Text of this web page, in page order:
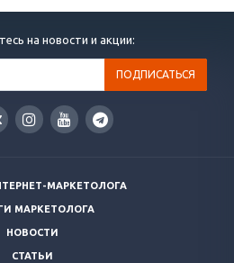
на новости и акции:
МАРКЕТОЛОГА
МАРКЕТОЛОГА
НОВОСТИ
СТАТЬИ